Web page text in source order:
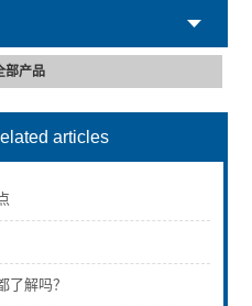
部产品
articles
了解吗？